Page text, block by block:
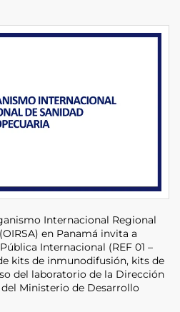
Internacional Regional
en Panamá invita a
Internacional (REF 01 –
kits de inmunodifusión, kits de
del laboratorio de la Dirección
Ministerio de Desarrollo